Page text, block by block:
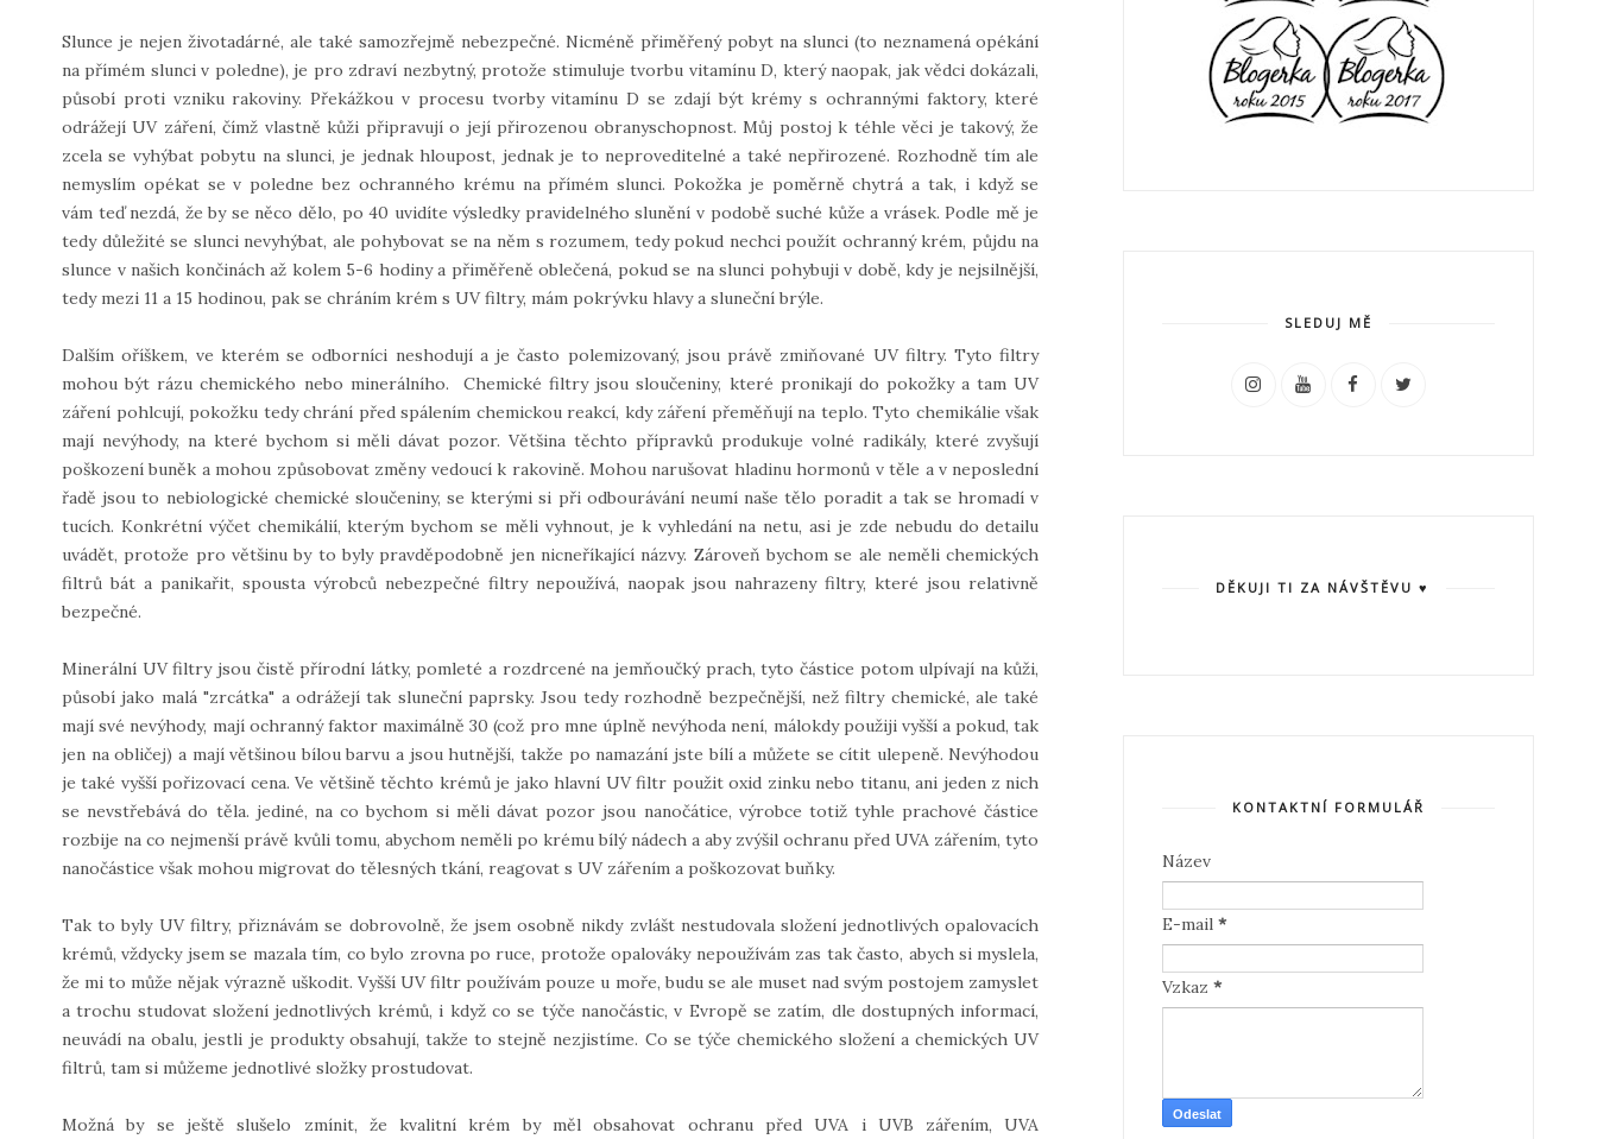
Slunce je nejen životadárné, ale také samozřejmě nebezpečné. Nicméně přiměřený pobyt na slunci (to neznamená opékání
na přímém slunci v poledne), je pro zdraví nezbytný, protože stimuluje tvorbu vitamínu D, který naopak, jak vědci dokázali,
působí proti vzniku rakoviny. Překážkou v procesu tvorby vitamínu D se zdají být krémy s ochrannými faktory, které
odrážejí UV záření, čímž vlastně kůži připravují o její přirozenou obranyschopnost. Můj postoj k téhle věci je takový, že
zcela se vyhýbat pobytu na slunci, je jednak hloupost, jednak je to neproveditelné a také nepřirozené. Rozhodně tím ale
nemyslím opékat se v poledne bez ochranného krému na přímém slunci. Pokožka je poměrně chytrá a tak, i když se
vám teď nezdá, že by se něco dělo, po 40 uvidíte výsledky pravidelného slunění v podobě suché kůže a vrásek. Podle mě je
tedy důležité se slunci nevyhýbat, ale pohybovat se na něm s rozumem, tedy pokud nechci použít ochranný krém, půjdu na
slunce v našich končinách až kolem 5-6 hodiny a přiměřeně oblečená, pokud se na slunci pohybuji v době, kdy je nejsilnější,
tedy mezi 11 a 15 hodinou, pak se chráním krém s UV filtry, mám pokrývku hlavy a sluneční brýle.
Dalším oříškem, ve kterém se odborníci neshodují a je často polemizovaný, jsou právě zmiňované UV filtry. Tyto filtry
mohou být rázu chemického nebo minerálního. Chemické filtry jsou sloučeniny, které pronikají do pokožky a tam UV
záření pohlcují, pokožku tedy chrání před spálením chemickou reakcí, kdy záření přeměňují na teplo. Tyto chemikálie však
mají nevýhody, na které bychom si měli dávat pozor. Většina těchto přípravků produkuje volné radikály, které zvyšují
poškození buněk a mohou způsobovat změny vedoucí k rakovině. Mohou narušovat hladinu hormonů v těle a v neposlední
řadě jsou to nebiologické chemické sloučeniny, se kterými si při odbourávání neumí naše tělo poradit a tak se hromadí v
tucích. Konkrétní výčet chemikálií, kterým bychom se měli vyhnout, je k vyhledání na netu, asi je zde nebudu do detailu
uvádět, protože pro většinu by to byly pravděpodobně jen nicneříkající názvy. Zároveň bychom se ale neměli chemických
filtrů bát a panikařit, spousta výrobců nebezpečné filtry nepoužívá, naopak jsou nahrazeny filtry, které jsou relativně
bezpečné.
Minerální UV filtry jsou čistě přírodní látky, pomleté a rozdrcené na jemňoučký prach, tyto částice potom ulpívají na kůži,
působí jako malá "zrcátka" a odrážejí tak sluneční paprsky. Jsou tedy rozhodně bezpečnější, než filtry chemické, ale také
mají své nevýhody, mají ochranný faktor maximálně 30 (což pro mne úplně nevýhoda není, málokdy použiji vyšší a pokud, tak
jen na obličej) a mají většinou bílou barvu a jsou hutnější, takže po namazání jste bílí a můžete se cítit ulepeně. Nevýhodou
je také vyšší pořizovací cena. Ve většině těchto krémů je jako hlavní UV filtr použit oxid zinku nebo titanu, ani jeden z nich
se nevstřebává do těla. jediné, na co bychom si měli dávat pozor jsou nanočátice, výrobce totiž tyhle prachové částice
rozbije na co nejmenší právě kvůli tomu, abychom neměli po krému bílý nádech a aby zvýšil ochranu před UVA zářením, tyto
nanočástice však mohou migrovat do tělesných tkání, reagovat s UV zářením a poškozovat buňky.
Tak to byly UV filtry, přiznávám se dobrovolně, že jsem osobně nikdy zvlášt nestudovala složení jednotlivých opalovacích
krémů, vždycky jsem se mazala tím, co bylo zrovna po ruce, protože opalováky nepoužívám zas tak často, abych si myslela,
že mi to může nějak výrazně uškodit. Vyšší UV filtr používám pouze u moře, budu se ale muset nad svým postojem zamyslet
a trochu studovat složení jednotlivých krémů, i když co se týče nanočástic, v Evropě se zatím, dle dostupných informací,
neuvádí na obalu, jestli je produkty obsahují, takže to stejně nezjistíme. Co se týče chemického složení a chemických UV
filtrů, tam si můžeme jednotlivé složky prostudovat.
Možná by se ještě slušelo zmínit, že kvalitní krém by měl obsahovat ochranu před UVA i UVB zářením, UVA
SLEDUJ MĚ
DĚKUJI TI ZA NÁVŠTĚVU ♥
KONTAKTNÍ FORMULÁŘ
Název
E-mail *
Vzkaz *